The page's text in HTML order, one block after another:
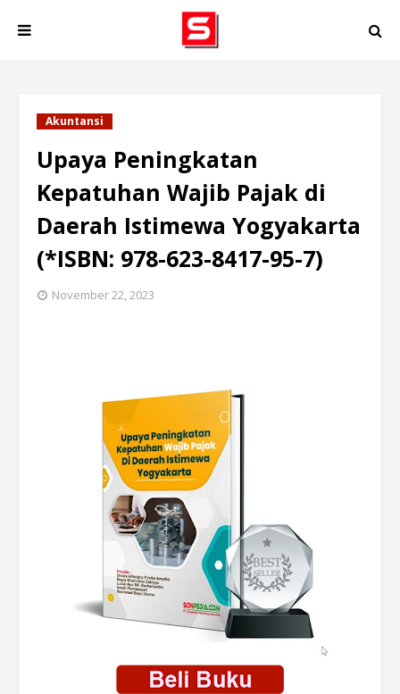
Akuntansi
Upaya Peningkatan
Kepatuhan Wajib Pajak di
Daerah Istimewa Yogyakarta
(*ISBN: 978-623-8417-95-7)
November 22, 2023